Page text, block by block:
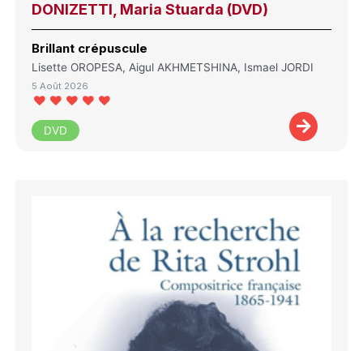
DONIZETTI, Maria Stuarda (DVD)
Brillant crépuscule
Lisette OROPESA, Aigul AKHMETSHINA, Ismael JORDI
5 Août 2026
DVD